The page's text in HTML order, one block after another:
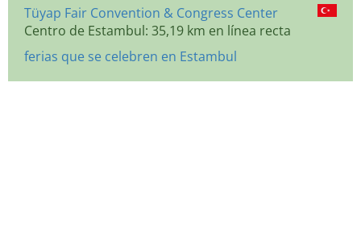
Tüyap Fair Convention & Congress Center
Centro de Estambul: 35,19 km en línea recta
ferias que se celebren en Estambul